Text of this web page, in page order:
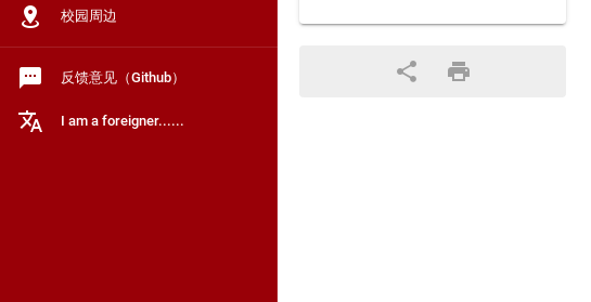
校园周边
反馈意见（Github）
I am a foreigner......